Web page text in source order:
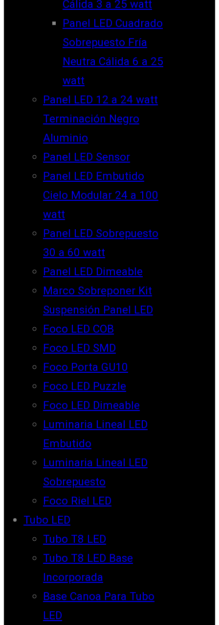
Cálida 3 a 25 watt
Panel LED Cuadrado
Sobrepuesto Fría
Neutra Cálida 6 a 25
watt
Panel LED 12 a 24 watt
Terminación Negro
Aluminio
Panel LED Sensor
Panel LED Embutido
Cielo Modular 24 a 100
watt
Panel LED Sobrepuesto
30 a 60 watt
Panel LED Dimeable
Marco Sobreponer Kit
Suspensión Panel LED
Foco LED COB
Foco LED SMD
Foco Porta GU10
Foco LED Puzzle
Foco LED Dimeable
Luminaria Lineal LED
Embutido
Luminaria Lineal LED
Sobrepuesto
Foco Riel LED
Tubo LED
Tubo T8 LED
Tubo T8 LED Base
Incorporada
Base Canoa Para Tubo
LED